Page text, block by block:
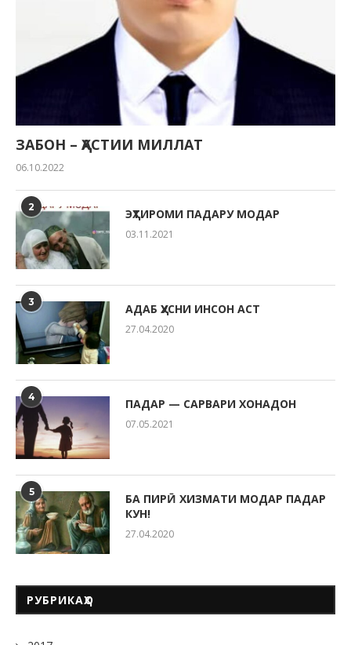
ЗАБОН – ҲАСТИИ МИЛЛАТ
06.10.2022
2 ЭҲТИРОМИ ПАДАРУ МОДАР
03.11.2021
3 АДАБ ҲУСНИ ИНСОН АСТ
27.04.2020
4 ПАДАР — САРВАРИ ХОНАДОН
07.05.2021
5
БА ПИРӢ ХИЗМАТИ МОДАР ПАДАР
КУН!
27.04.2020
РУБРИКАҲО